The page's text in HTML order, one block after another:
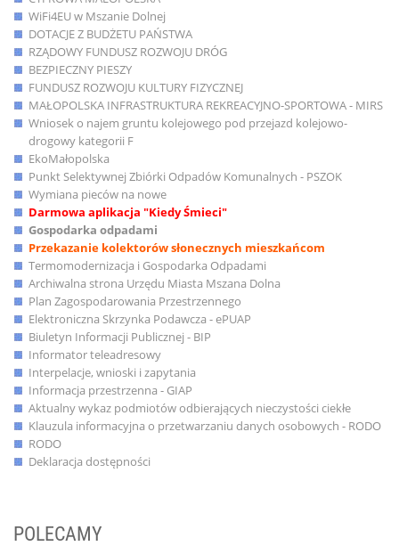
WiFi4EU w Mszanie Dolnej
DOTACJE Z BUDŻETU PAŃSTWA
RZĄDOWY FUNDUSZ ROZWOJU DRÓG
BEZPIECZNY PIESZY
FUNDUSZ ROZWOJU KULTURY FIZYCZNEJ
MAŁOPOLSKA INFRASTRUKTURA REKREACYJNO-SPORTOWA - MIRS
Wniosek o najem gruntu kolejowego pod przejazd kolejowo-
drogowy kategorii F
EkoMałopolska
Punkt Selektywnej Zbiórki Odpadów Komunalnych - PSZOK
Wymiana pieców na nowe
Darmowa aplikacja "Kiedy Śmieci"
Gospodarka odpadami
Przekazanie kolektorów słonecznych mieszkańcom
Termomodernizacja i Gospodarka Odpadami
Archiwalna strona Urzędu Miasta Mszana Dolna
Plan Zagospodarowania Przestrzennego
Elektroniczna Skrzynka Podawcza - ePUAP
Biuletyn Informacji Publicznej - BIP
Informator teleadresowy
Interpelacje, wnioski i zapytania
Informacja przestrzenna - GIAP
Aktualny wykaz podmiotów odbierających nieczystości ciekłe
Klauzula informacyjna o przetwarzaniu danych osobowych - RODO
RODO
Deklaracja dostępności
POLECAMY